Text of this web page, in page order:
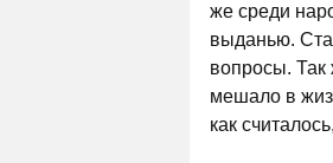
же среди
выданью.
вопросы. Так
мешало в
как